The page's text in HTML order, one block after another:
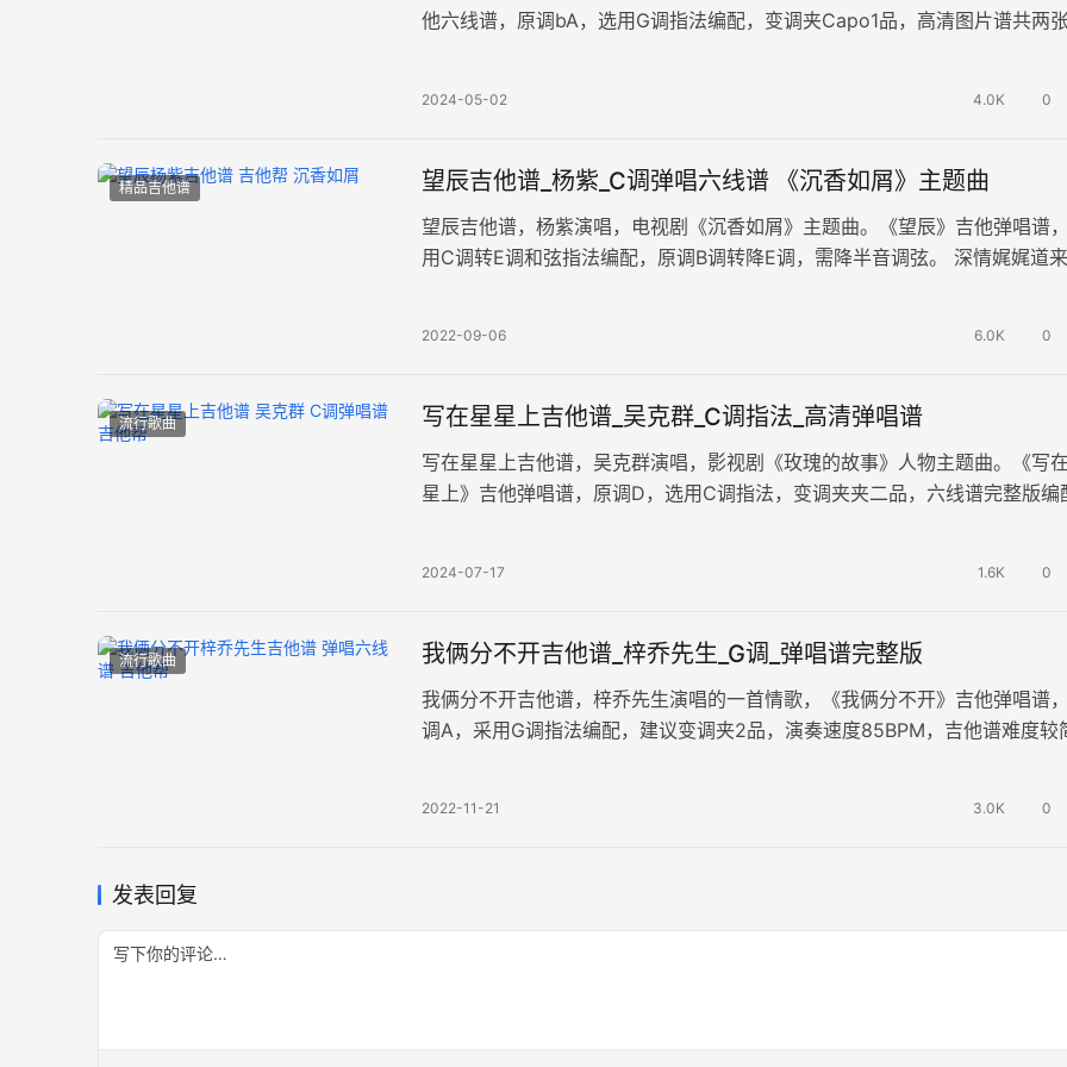
他六线谱，原调bA，选用G调指法编配，变调夹Capo1品，高清图片谱共两
2024-05-02 4.0K 0
精品吉他谱 望辰吉他谱_杨紫_C调弹唱六线谱 《沉香如屑》主题曲
望辰吉他谱，杨紫演唱，电视剧《沉香如屑》主题曲。《望辰》吉他弹唱谱
用C调转E调和弦指法编配，原调B调转降E调，需降半音调弦。 深情娓娓道
2022-09-06 6.0K 0
流行歌曲 写在星星上吉他谱_吴克群_C调指法_高清弹唱谱
写在星星上吉他谱，吴克群演唱，影视剧《玫瑰的故事》人物主题曲。《写
星上》吉他弹唱谱，原调D，选用C调指法，变调夹夹二品，六线谱完整版编
2024-07-17 1.6K 0
流行歌曲 我俩分不开吉他谱_梓乔先生_G调_弹唱谱完整版
我俩分不开吉他谱，梓乔先生演唱的一首情歌，《我俩分不开》吉他弹唱谱
调A，采用G调指法编配，建议变调夹2品，演奏速度85BPM，吉他谱难度较
2022-11-21 3.0K 0
发表回复